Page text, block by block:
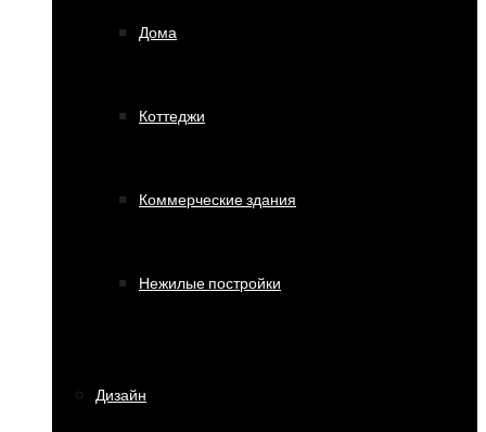
Дома
Коттеджи
Коммерческие здания
Нежилые постройки
Дизайн